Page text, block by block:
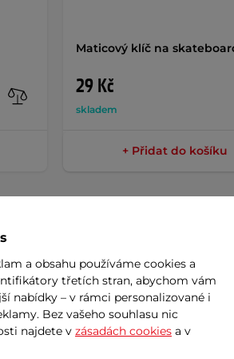
Maticový klíč na
29 Kč
skladem
+ Přidat do košíku
freestyle
Délka desky
a obsahu používáme cookies a
třetích stran, abychom vám
nabídky – v rámci personalizované i
Bez vašeho souhlasu nic
najdete v zásadách cookies a v